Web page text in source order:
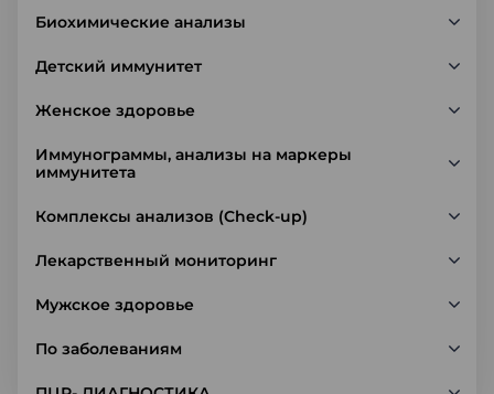
Биохимические анализы
Детский иммунитет
Женское здоровье
Иммунограммы, анализы на маркеры
иммунитета
Комплексы анализов (Check-up)
Лекарственный мониторинг
Мужское здоровье
По заболеваниям